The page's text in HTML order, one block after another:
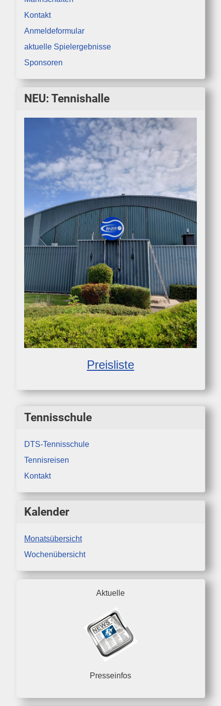
Tennisschule
DTS-Tennisschule
Tennisreisen
Kontakt
Kalender
Monatsübersicht
Wochenübersicht
Aktuelle
Presseinfos
Kontakt
Anmeldeformular
aktuelle Spielergebnisse
Sponsoren
NEU: Tennishalle
Preisliste